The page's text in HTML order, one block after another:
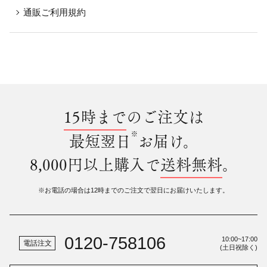
通販ご利用規約
15時までのご注文は
最短翌日 ※ お届け。
8,000円以上購入で送料無料。
※お電話の場合は12時までのご注文で翌日にお届けいたします。
電話注文 0120-758106
10:00~17:00
(土日祝除く)